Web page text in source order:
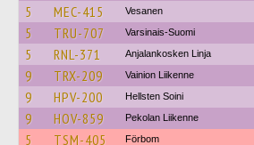
5 MEC-415 Vesanen
5 TRU-707 Varsinais-Suomi
5 RNL-371 Anjalankosken Linja
9 TRX-209 Vainion Liikenne
9 HPV-200 Hellsten Soini
9 HOV-859 Pekolan Liikenne
5 TSM-405 Förbom